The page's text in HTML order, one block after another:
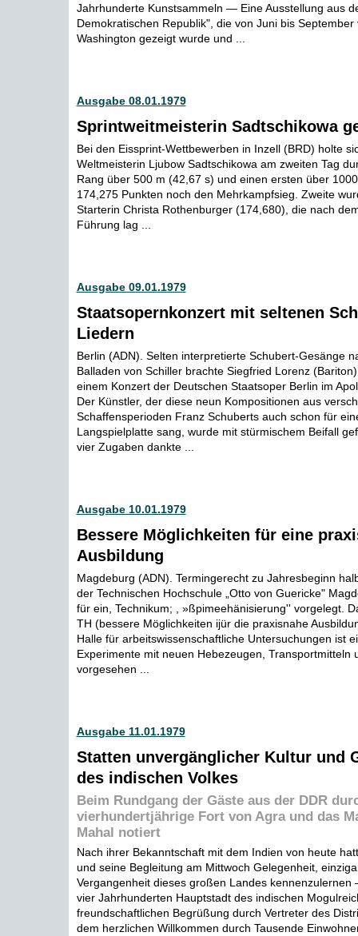
Jahrhunderte Kunstsammeln — Eine Ausstellung aus
Demokratischen Republik", die von Juni bis
Washington gezeigt wurde und ...
Ausgabe 08.01.1979
Sprintweitmeisterin Sadtschikowa
Bei den Eissprint-Wettbewerben in Inzell (BRD) holte
Weltmeisterin Ljubow Sadtschikowa am zweiten Tag
Rang über 500 m (42,67 s) und einen ersten über
174,275 Punkten noch den Mehrkampfsieg. Zweite
Starterin Christa Rothenburger (174,680), die nach
Führung lag ...
Ausgabe 09.01.1979
Staatsopernkonzert mit seltenen
Liedern
Berlin (ADN). Selten interpretierte Schubert-Gesänge
Balladen von Schiller brachte Siegfried Lorenz
einem Konzert der Deutschen Staatsoper Berlin im
Der Künstler, der diese neun Kompositionen aus
Schaffensperioden Franz Schuberts auch schon für
Langspielplatte sang, wurde mit stürmischem Beifall
vier Zugaben dankte ...
Ausgabe 10.01.1979
Bessere Möglichkeiten für eine
Ausbildung
Magdeburg (ADN). Termingerecht zu Jahresbeginn
der Technischen Hochschule „Otto von Guericke"
für ein, Technikum; , »ßpimeehänisierung'' vorgelegt.
TH (bessere Möglichkeiten ijür die praxisnahe
Halle für arbeitswissenschaftliche Untersuchungen ist
Experimente mit neuen Hebezeugen, Transportmitteln
vorgesehen ...
Ausgabe 11.01.1979
Statten unvergänglicher Kultur und
des indischen Volkes
Beim Rundgang der Gäste aus der DDR
vierhundertjährige Fort von Agra und das
Mahal notiert
Nach ihrer Bekanntschaft mit dem Indien von heute
und seine Begleitung am Mittwoch Gelegenheit,
Vergangenheit dieses großen Landes
vier Jahrhunderten Hauptstadt des indischen
freundschaftlichen Begrüßung durch Vertreter des
dem herzlichen Willkommen durch Tausende